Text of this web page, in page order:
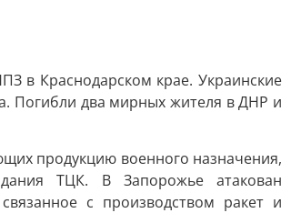
в Краснодарском крае. Украинские
Погибли два мирных жителя в ДНР и
продукцию военного назначения,
ТЦК. В Запорожье атакован
с производством ракет и